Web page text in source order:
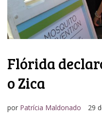
Flórida
o Zica
por Patrícia Maldonado 29